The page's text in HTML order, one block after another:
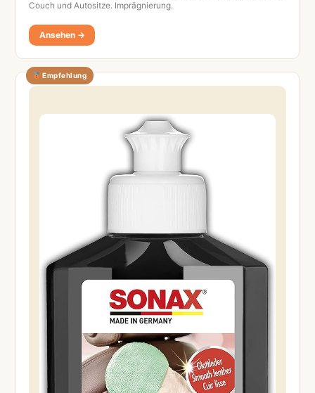
Couch und Autositze. Imprägnierung.
Ansehen →
Empfehlung